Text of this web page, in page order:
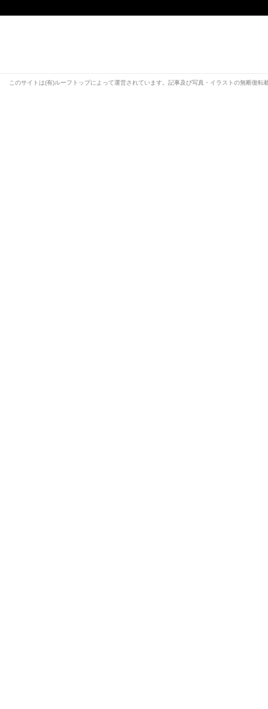
このサイトは(有)ルーフトップによって運営されています。記事及び写真・イラストの無断復転